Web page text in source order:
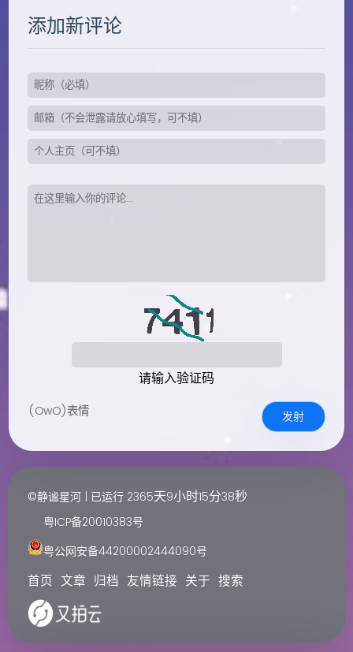
添加新评论
请输入验证码
(OwO)表情 发射
©静谧星河 | 已运行 2365天9小时15分38秒
粤ICP备20010383号
粤公网安备44200002444090号
首页 文章 归档 友情链接 关于 搜索